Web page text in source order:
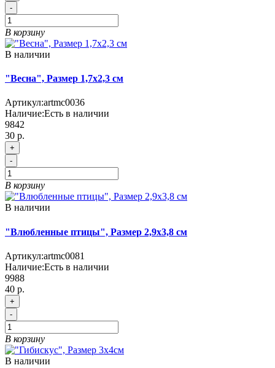
-
В корзину
В наличии
"Весна", Размер 1,7х2,3 см
Артикул:artmc0036
Наличие:Есть в наличии
9842
30 р.
+
-
В корзину
В наличии
"Влюбленные птицы", Размер 2,9х3,8 см
Артикул:artmc0081
Наличие:Есть в наличии
9988
40 р.
+
-
В корзину
В наличии